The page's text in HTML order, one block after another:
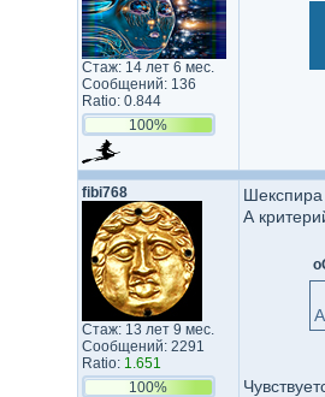
Стаж: 14 лет 6 мес.
Сообщений: 136
Ratio: 0.844
100%
fibi768
Стаж: 13 лет 9 мес.
Сообщений: 2291
Ratio: 1.651
100%
Шекспира
А